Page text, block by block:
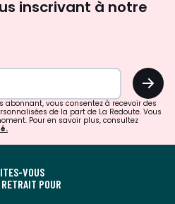
inscrivant à notre
OK
abonnant, vous consentez à recevoir des
de la part de La Redoute. Vous
Pour en savoir plus, consultez
VOUS
POUR